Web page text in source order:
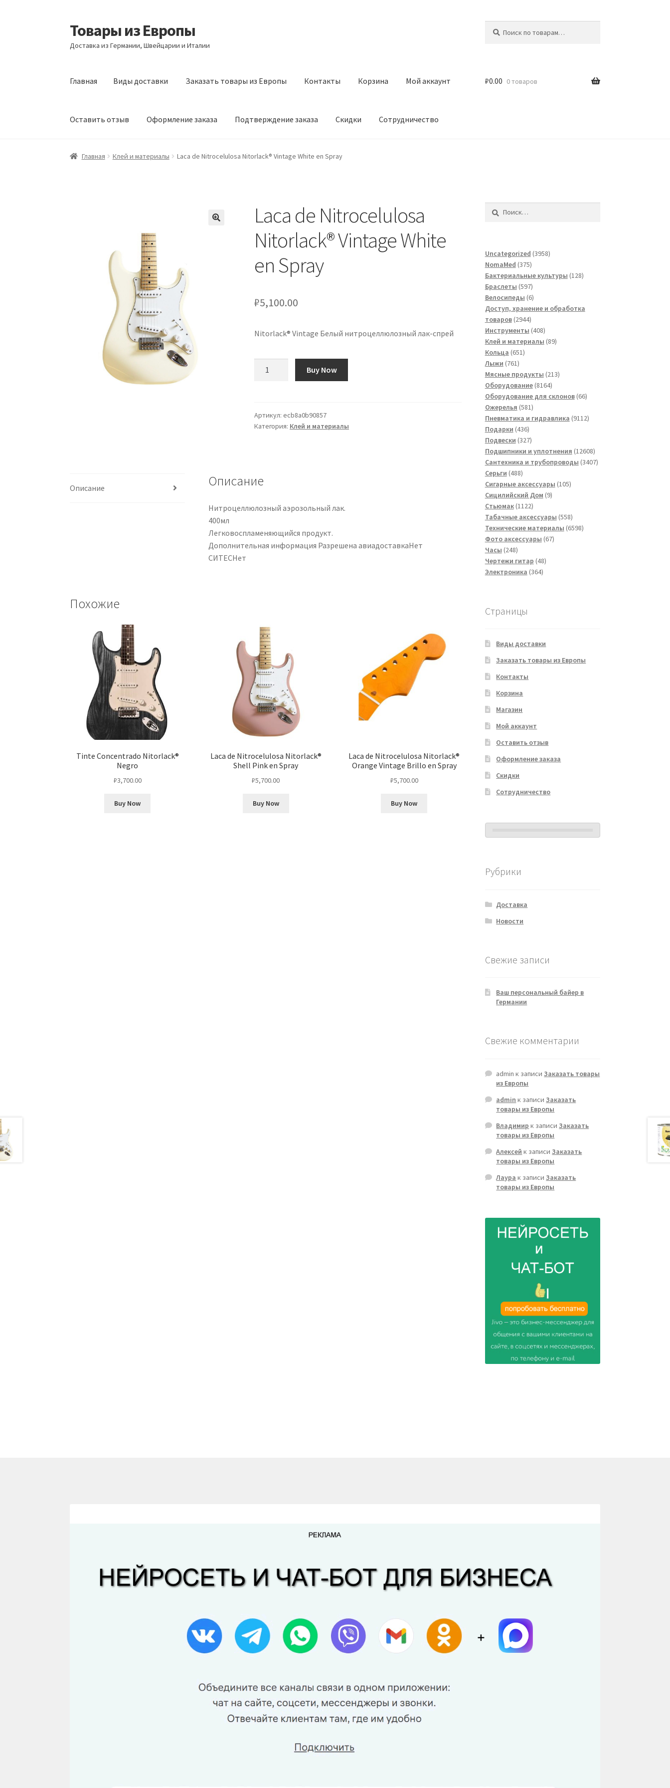
Перейти
к
навигации
Перейти
к
содержимому
Товары из Европы
Доставка из Германии, Швейцарии и Италии
Главная Виды доставки Заказать товары из Европы Контакты Корзина Мой аккаунт
Оставить отзыв Оформление заказа Подтверждение заказа Скидки Сотрудничество
Главная Виды доставки Заказать товары из Европы Контакты Корзина Мой аккаунт
₽0.00 0 товаров
Главная Клей и материалы Laca de Nitrocelulosa Nitorlack® Vintage White en Spray
Laca de Nitrocelulosa
Nitorlack® Vintage White
en Spray
₽5,100.00
Nitorlack® Vintage Белый нитроцеллюлозный лак-спрей
Nitrocelulosa
Nitorlack®
Spray
Buy Now
Артикул:ecb8a0b90857
Категория: Клей и материалы
Описание Описание
Нитроцеллюлозный аэрозольный лак.
400мл
Легковоспламеняющийся продукт.
Дополнительная информация Разрешена авиадоставкаНет
СИТЕСНет
Похожие
Tinte Concentrado Nitorlack®
Negro
₽3,700.00
Buy Now
Laca de Nitrocelulosa Nitorlack®
Shell Pink en Spray
₽5,700.00
Buy Now
Laca de Nitrocelulosa Nitorlack®
Orange Vintage Brillo en Spray
₽5,700.00
Buy Now
Uncategorized 39583958
NomaMed 375375
товаров
Бактериальные культуры 128128
Браслеты 597597
товаров
Велосипеды 66
товаров
Доступ, хранение и обработка
товаров 29442944
товара
Инструменты 408408
товаров
Клей и материалы 8989
Кольца 651651
Лыжи 761761
товар
Мясные продукты 213213
Оборудование 81648164
товара
Оборудование для склонов 6666
Ожерелья 581581
товар
Пневматика и гидравлика 91129112
Подарки 436436
товаров
Подвески 327327
товаров
Подшипники и уплотнения 1260812608
товаров
Сантехника и трубопроводы 34073407
Серьги 488488
товаров
Сигарные аксессуары 105105
Сицилийский Дом 99
Стьюмак 11221122
товара
Табачные аксессуары 558558
товаров
Технические материалы 65986598
Фото аксессуары 6767
Часы 248248
товаров
Чертежи гитар 4848
Электроника 364364
Страницы
Виды доставки
Заказать товары из Европы
Контакты
Корзина
Магазин
Мой аккаунт
Оставить отзыв
Оформление заказа
Скидки
Сотрудничество
Рубрики
Доставка
Новости
Свежие записи
Ваш персональный байер в
Германии
Свежие комментарии
admin к записиЗаказать товары
из Европы
admin к записиЗаказать
товары из Европы
Владимир к записиЗаказать
товары из Европы
Алексей к записиЗаказать
товары из Европы
Лаура к записиЗаказать
товары из Европы